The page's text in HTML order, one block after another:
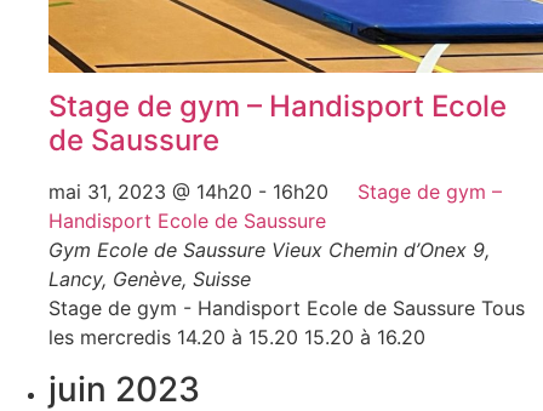
Stage de gym – Handisport Ecole
de Saussure
mai 31, 2023 @ 14h20 - 16h20
Stage de gym –
Handisport Ecole de Saussure
Gym Ecole de Saussure Vieux Chemin d’Onex 9,
Lancy, Genève, Suisse
Stage de gym - Handisport Ecole de Saussure Tous
les mercredis 14.20 à 15.20 15.20 à 16.20
juin 2023